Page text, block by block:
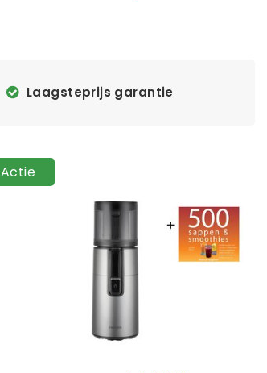
Laagsteprijs garantie
Actie